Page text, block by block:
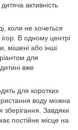
активність
коли не хочеться
ігор. В одному центрі
мішені або інші
для
вже
для коротких
воду можна
зберігання. Завдяки
постійне місце на